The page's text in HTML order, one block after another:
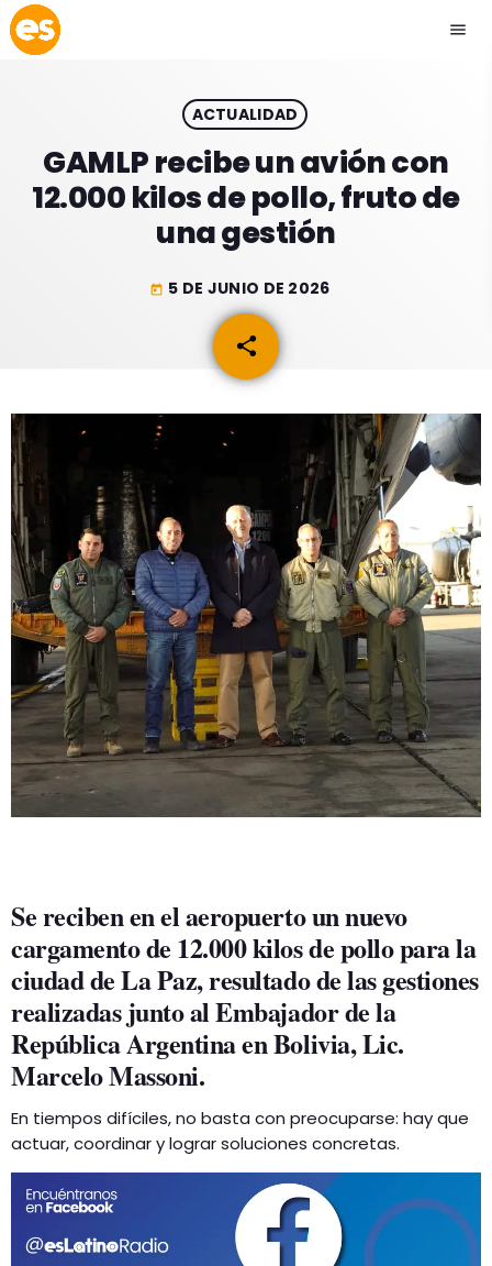
menu
play_arrow EMISIÓN LA PAZ
play_arrow EMISIÓN COCHABAMBA
ACTUALIDAD
GEEKERS
MÚSICA
ENTRETENIMIENTO
PROGRAMACIÓN
INICIO
RADIO SPLENDID
CONTACTO
ACTUALIDAD
GAMLP recibe un avión con
12.000 kilos de pollo, fruto de
una gestión
today 5 DE JUNIO DE 2026
share
email
Se reciben en el aeropuerto un nuevo
cargamento de 12.000 kilos de pollo para la
ciudad de La Paz, resultado de las gestiones
realizadas junto al Embajador de la
República Argentina en Bolivia, Lic.
Marcelo Massoni.
En tiempos difíciles, no basta con preocuparse: hay que
actuar, coordinar y lograr soluciones concretas.